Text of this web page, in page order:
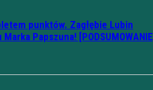
punktów. Zagłębie Lubin
Papszuna!